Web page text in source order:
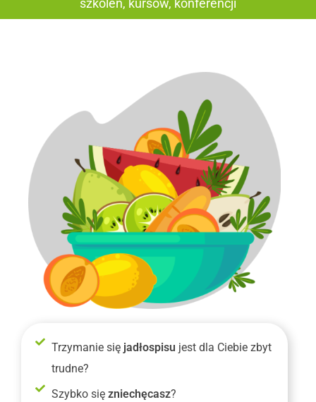
Trzymanie się jadłospisu jest dla Ciebie zbyt
trudne?
Szybko się zniechęcasz?